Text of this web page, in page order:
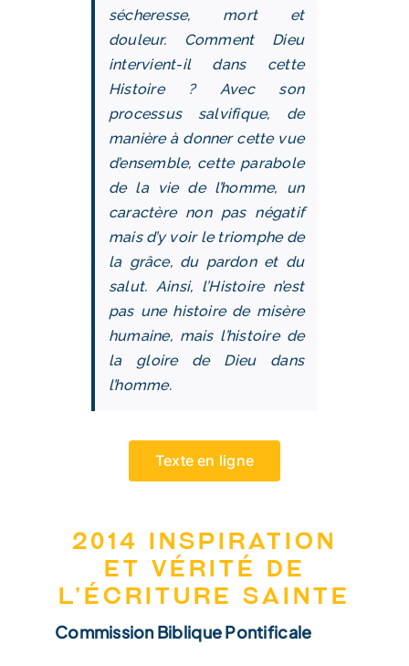
sécheresse, mort et
douleur. Comment Dieu
intervient-il dans cette
Histoire ? Avec son
processus salvifique, de
manière à donner cette vue
d’ensemble, cette parabole
de la vie de l’homme, un
caractère non pas négatif
mais d’y voir le triomphe de
la grâce, du pardon et du
salut. Ainsi, l’Histoire n’est
pas une histoire de misère
humaine, mais l’histoire de
la gloire de Dieu dans
l’homme.
Texte en ligne
2014 Inspiration
et vérité de
l’Écriture Sainte
Commission Biblique Pontificale